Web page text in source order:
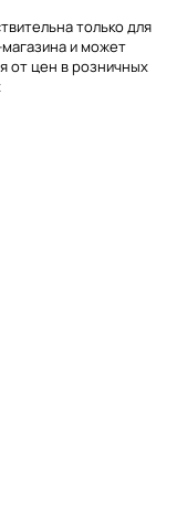
только для
и может
от цен в розничных